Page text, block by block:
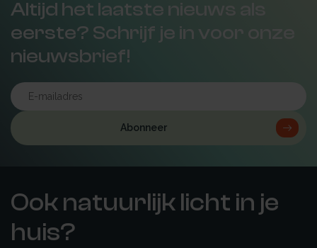
Altijd het laatste nieuws als
eerste? Schrijf je in voor onze
nieuwsbrief!
Abonneer
Ook natuurlijk licht in je
huis?